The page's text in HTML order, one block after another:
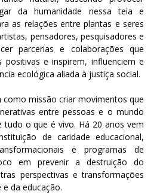
da humanidade nessa teia e
as relações entre plantas e seres
pensadores, pesquisadores e
parcerias e colaborações que
positivas e inspirem, influenciem e
ecológica aliada à justiça social.
missão criar movimentos que
entre pessoas e o mundo
tudo o que é vivo. Há 20 anos vem
de caridade educacional,
e programas de
em prevenir a destruição do
perspectivas e transformações
da educação.